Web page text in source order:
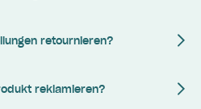
retournieren?
reklamieren?